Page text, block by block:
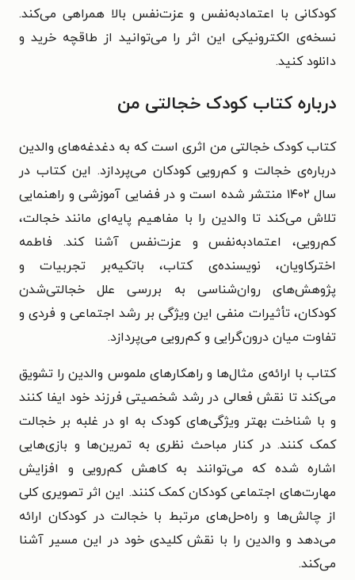
کودکانی با اعتمادبه‌نفس و عزت‌نفس بالا همراهی می‌کند.
نسخه‌ی الکترونیکی این اثر را می‌توانید از طاقچه خرید و
دانلود کنید.
درباره کتاب کودک خجالتی من
کتاب کودک خجالتی من اثری است که به دغدغه‌های والدین
درباره‌ی خجالت و کم‌رویی کودکان می‌پردازد. این کتاب در
سال ۱۴۰۲ منتشر شده است و در فضایی آموزشی و راهنمایی
تلاش می‌کند تا والدین را با مفاهیم پایه‌ای مانند خجالت،
کم‌رویی، اعتمادبه‌نفس و عزت‌نفس آشنا کند. فاطمه
اخترکاویان، نویسنده‌ی کتاب، باتکیه‌بر تجربیات و
پژوهش‌های روان‌شناسی به بررسی علل خجالتی‌شدن
کودکان، تأثیرات منفی این ویژگی بر رشد اجتماعی و فردی و
تفاوت میان درون‌گرایی و کم‌رویی می‌پردازد.
کتاب با ارائه‌ی مثال‌ها و راهکارهای ملموس والدین را تشویق
می‌کند تا نقش فعالی در رشد شخصیتی فرزند خود ایفا کنند
و با شناخت بهتر ویژگی‌های کودک به او در غلبه بر خجالت
کمک کنند. در کنار مباحث نظری به تمرین‌ها و بازی‌هایی
اشاره شده که می‌توانند به کاهش کم‌رویی و افزایش
مهارت‌های اجتماعی کودکان کمک کنند. این اثر تصویری کلی
از چالش‌ها و راه‌حل‌های مرتبط با خجالت در کودکان ارائه
می‌دهد و والدین را با نقش کلیدی خود در این مسیر آشنا
می‌کند.